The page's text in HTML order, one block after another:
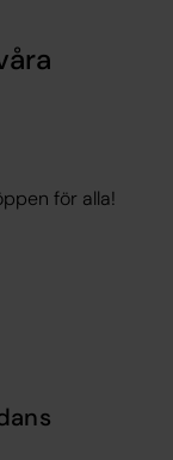
för alla!